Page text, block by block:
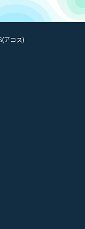
ム
アコス)